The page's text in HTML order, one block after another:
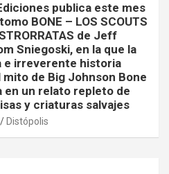
publica este mes
BONE – LOS SCOUTS
de Jeff
Sniegoski, en la que la
e irreverente historia
de Big Johnson Bone
en un relato repleto de
y criaturas salvajes
Distópolis